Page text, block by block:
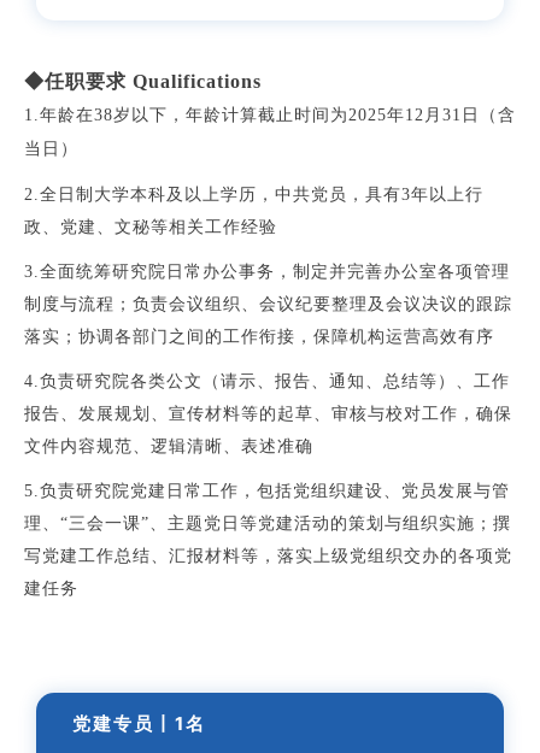
◆任职要求 Qualifications
1.年龄在38岁以下，年龄计算截止时间为2025年12月31日（含
当日）
2.全日制大学本科及以上学历，中共党员，具有3年以上行
政、党建、文秘等相关工作经验
3.全面统筹研究院日常办公事务，制定并完善办公室各项管理
制度与流程；负责会议组织、会议纪要整理及会议决议的跟踪
落实；协调各部门之间的工作衔接，保障机构运营高效有序
4.负责研究院各类公文（请示、报告、通知、总结等）、工作
报告、发展规划、宣传材料等的起草、审核与校对工作，确保
文件内容规范、逻辑清晰、表述准确
5.负责研究院党建日常工作，包括党组织建设、党员发展与管
理、“三会一课”、主题党日等党建活动的策划与组织实施；撰
写党建工作总结、汇报材料等，落实上级党组织交办的各项党
建任务
党建专员丨1名